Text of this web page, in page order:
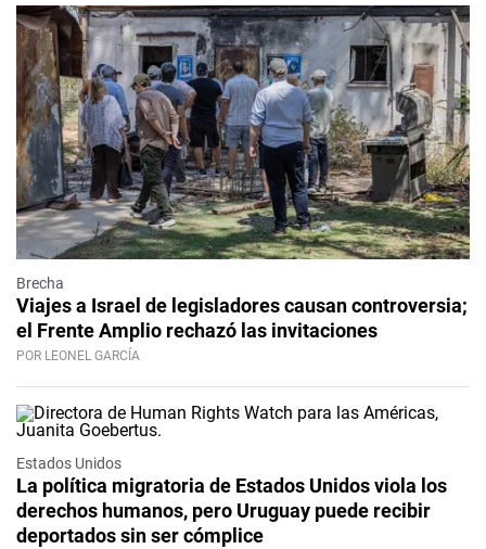
Brecha
Viajes a Israel de legisladores causan controversia;
el Frente Amplio rechazó las invitaciones
POR LEONEL GARCÍA
Estados Unidos
La política migratoria de Estados Unidos viola los
derechos humanos, pero Uruguay puede recibir
deportados sin ser cómplice